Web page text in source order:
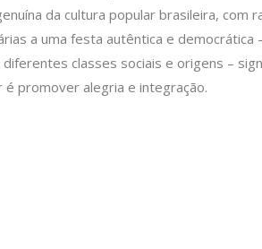
da cultura popular brasileira, com
a uma festa autêntica e democrática
classes sociais e origens –
promover alegria e integração.